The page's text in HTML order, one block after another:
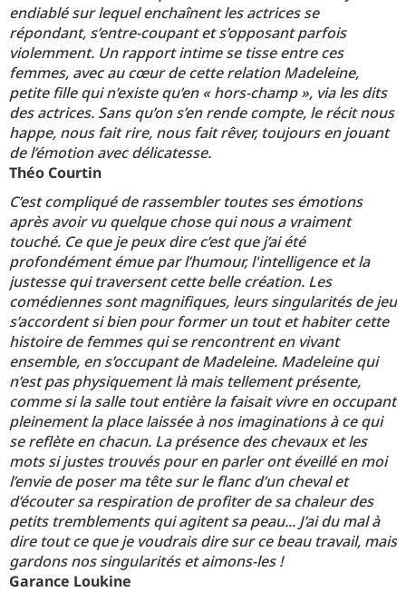
endiablé sur lequel enchaînent les actrices se
répondant, s’entre-coupant et s’opposant parfois
violemment. Un rapport intime se tisse entre ces
femmes, avec au cœur de cette relation Madeleine,
petite fille qui n’existe qu’en « hors-champ », via les dits
des actrices. Sans qu’on s’en rende compte, le récit nous
happe, nous fait rire, nous fait rêver, toujours en jouant
de l’émotion avec délicatesse.
Théo Courtin
C’est compliqué de rassembler toutes ses émotions
après avoir vu quelque chose qui nous a vraiment
touché. Ce que je peux dire c’est que j’ai été
profondément émue par l’humour, l'intelligence et la
justesse qui traversent cette belle création. Les
comédiennes sont magnifiques, leurs singularités de jeu
s’accordent si bien pour former un tout et habiter cette
histoire de femmes qui se rencontrent en vivant
ensemble, en s’occupant de Madeleine. Madeleine qui
n’est pas physiquement là mais tellement présente,
comme si la salle tout entière la faisait vivre en occupant
pleinement la place laissée à nos imaginations à ce qui
se reflète en chacun. La présence des chevaux et les
mots si justes trouvés pour en parler ont éveillé en moi
l’envie de poser ma tête sur le flanc d’un cheval et
d’écouter sa respiration de profiter de sa chaleur des
petits tremblements qui agitent sa peau... J’ai du mal à
dire tout ce que je voudrais dire sur ce beau travail, mais
gardons nos singularités et aimons-les !
Garance Loukine